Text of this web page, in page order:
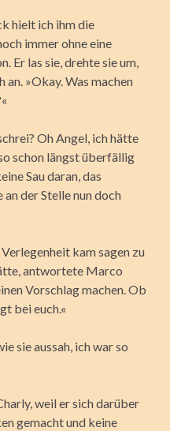
hielt ich ihm die
immer ohne eine
Er las sie, drehte sie um,
an. »Okay. Was machen
Oh Angel, ich hätte
schon längst überfällig
Sau daran, das
der Stelle nun doch
kam sagen zu
antwortete Marco
Vorschlag machen. Ob
bei euch.«
sie aussah, ich war so
weil er sich darüber
gemacht und keine